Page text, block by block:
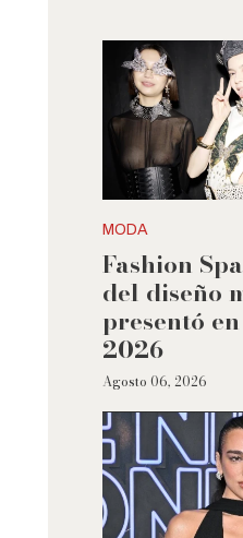
MODA
Fashion
del diseño
presentó
2026
Agosto 06, 2026